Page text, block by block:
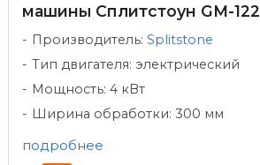
машины Сплитстоун GM-122
Производитель: Splitstone
Тип двигателя: электрический
Мощность: 4 кВт
Ширина обработки: 300 мм
подробнее